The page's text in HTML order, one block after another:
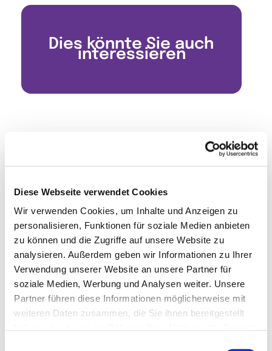
Diese Webseite verwendet Cookies
Wir verwenden Cookies, um Inhalte und Anzeigen zu
personalisieren, Funktionen für soziale Medien anbieten
zu können und die Zugriffe auf unsere Website zu
analysieren. Außerdem geben wir Informationen zu Ihrer
Verwendung unserer Website an unsere Partner für
soziale Medien, Werbung und Analysen weiter. Unsere
Partner führen diese Informationen möglicherweise mit
weiteren Daten zusammen, die Sie ihnen bereitgestellt
Dies könnte Sie auch
interessieren